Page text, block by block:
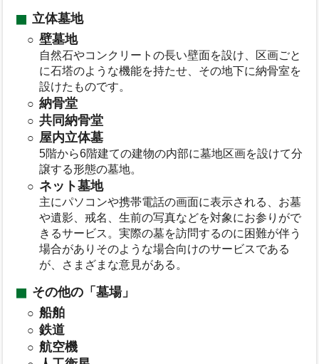
立体墓地
壁墓地
自然石やコンクリートの長い壁面を設け、区画ごと
に石塔のような機能を持たせ、その地下に納骨室を
設けたものです。
納骨堂
共同納骨堂
屋内立体墓
5階から6階建ての建物の内部に墓地区画を設けて分
譲する形態の墓地。
ネット墓地
主にパソコンや携帯電話の画面に表示される、お墓
や遺影、戒名、生前の写真などを対象にお参りがで
きるサービス。実際の墓を訪問するのに困難が伴う
場合がありそのような場合向けのサービスである
が、さまざまな意見がある。
その他の「墓場」
船舶
鉄道
航空機